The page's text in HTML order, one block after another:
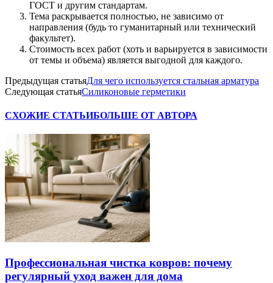
ГОСТ и другим стандартам.
Тема раскрывается полностью, не зависимо от
направления (будь то гуманитарный или технический
факультет).
Стоимость всех работ (хоть и варьируется в зависимости
от темы и объема) является выгодной для каждого.
Предыдущая статьяДля чего используется стальная арматура
Следующая статьяСиликоновые герметики
СХОЖИЕ СТАТЬИБОЛЬШЕ ОТ АВТОРА
Профессиональная чистка ковров: почему
регулярный уход важен для дома